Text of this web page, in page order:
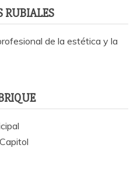
RUBIALES
de la estética y la